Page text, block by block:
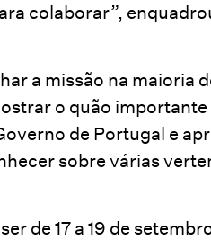
colaborar”,
a missão na maioria
o quão
de Portugal e
sobre várias
de 17 a 19 de